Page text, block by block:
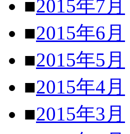
■2015年7月
■2015年6月
■2015年5月
■2015年4月
■2015年3月